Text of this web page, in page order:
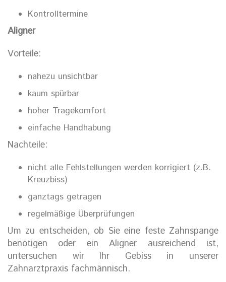
Kontrolltermine
Aligner
Vorteile:
nahezu unsichtbar
kaum spürbar
hoher Tragekomfort
einfache Handhabung
Nachteile:
nicht alle Fehlstellungen werden korrigiert (z.B.
Kreuzbiss)
ganztags getragen
regelmäßige Überprüfungen
Um zu entscheiden, ob Sie eine feste Zahnspange
benötigen oder ein Aligner ausreichend ist,
untersuchen wir Ihr Gebiss in unserer
Zahnarztpraxis fachmännisch.